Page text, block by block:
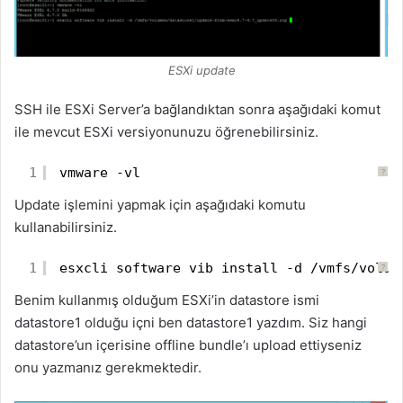
ESXi update
SSH ile ESXi Server’a bağlandıktan sonra aşağıdaki komut
ile mevcut ESXi versiyonunuzu öğrenebilirsiniz.
?
1 vmware -vl
Update işlemini yapmak için aşağıdaki komutu
kullanabilirsiniz.
?
1 esxcli software vib install -d /vmfs/
Benim kullanmış olduğum ESXi’in datastore ismi
datastore1 olduğu içni ben datastore1 yazdım. Siz hangi
datastore’un içerisine offline bundle’ı upload ettiyseniz
onu yazmanız gerekmektedir.